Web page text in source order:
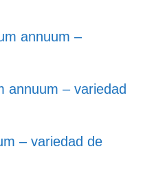
annuum –
annuum – variedad
– variedad de